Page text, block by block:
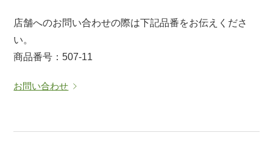
ロックカップ タンブラー
徳利・盃
箸・カトラリー 箸
店舗へのお問い合わせの際は下記品番をお伝えくださ
い。
商品番号：507-11
お問い合わせ